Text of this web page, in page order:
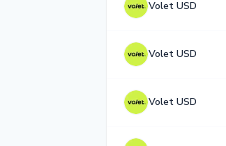
Volet USD
Volet USD
Volet USD